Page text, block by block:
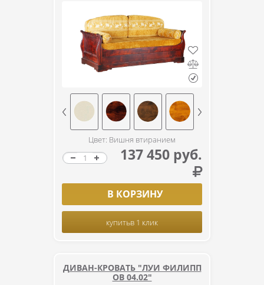
Цвет: Вишня втиранием
137 450 руб.
В КОРЗИНУ
купитьв 1 клик
ДИВАН-КРОВАТЬ "ЛУИ ФИЛИПП
ОВ 04.02"